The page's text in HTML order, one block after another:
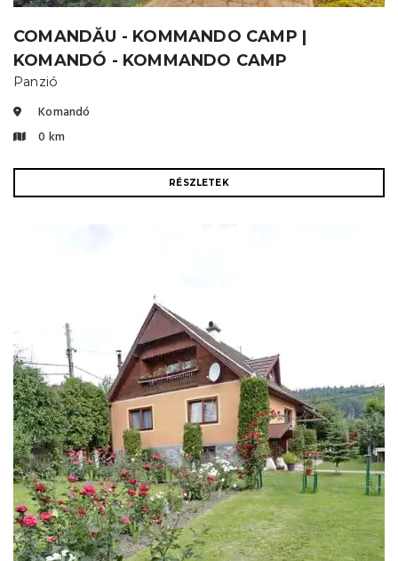
COMANDĂU - KOMMANDO CAMP |
KOMANDÓ - KOMMANDO CAMP
Panzió
Komandó
0 km
RÉSZLETEK